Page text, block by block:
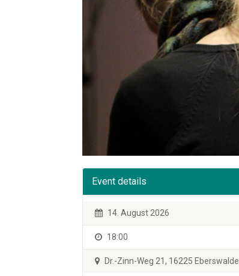
Event details
14. August 2026
18:00
Dr.-Zinn-Weg 21, 16225 Eberswalde